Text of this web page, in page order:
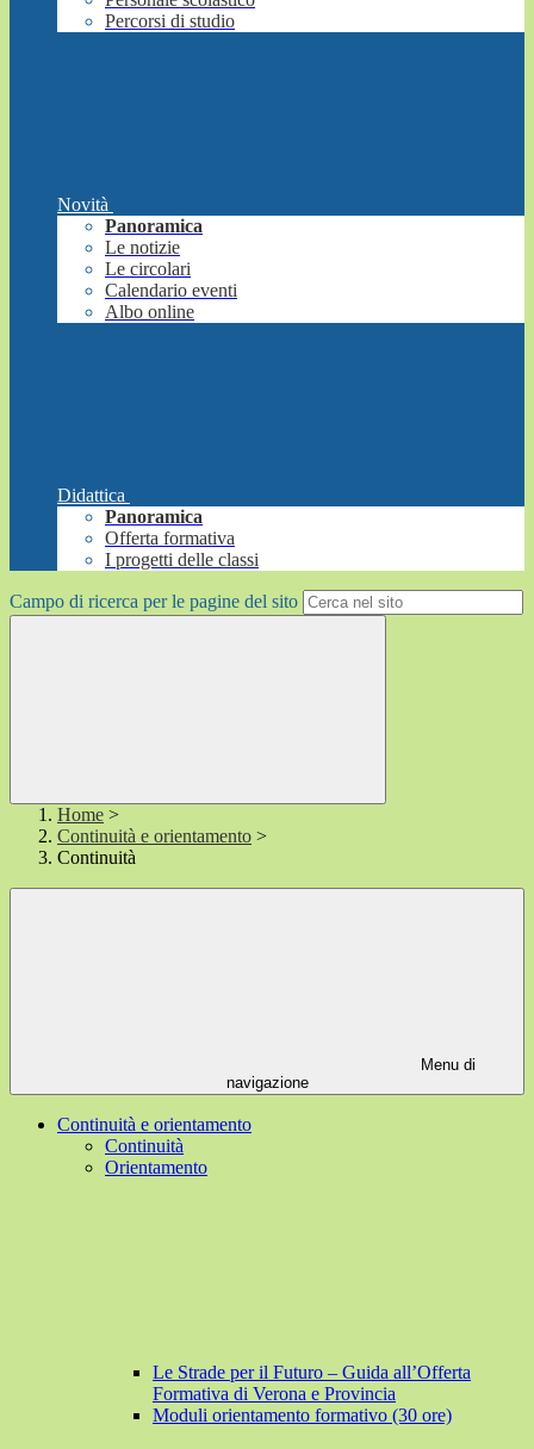
Percorsi di studio
Novità
Panoramica
Le notizie
Le circolari
Calendario eventi
Albo online
Didattica
Panoramica
Offerta formativa
I progetti delle classi
Campo di ricerca per le pagine del sito
Home >
Continuità e orientamento >
Continuità
Menu di
navigazione
Continuità e orientamento
Continuità
Orientamento
Le Strade per il Futuro – Guida all’Offerta
Formativa di Verona e Provincia
Moduli orientamento formativo (30 ore)